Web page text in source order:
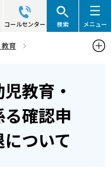
コールセンター 検索 メニュー
教育
教育・
確認申
ついて